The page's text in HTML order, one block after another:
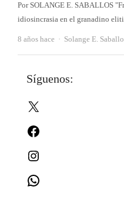
Por SOLANGE E. SABALLOS
idiosincrasia en el granadino
8 años hace Autor
Solange E.
Síguenos: